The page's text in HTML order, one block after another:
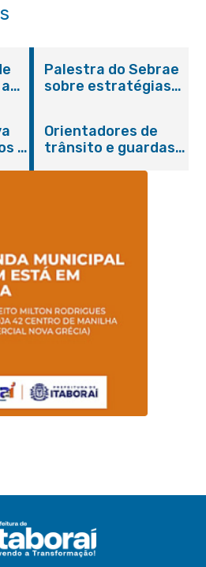
Palestra do Sebrae
sobre estratégias
Centro de Itaboraí
à
Orientadores de
trânsito e guardas